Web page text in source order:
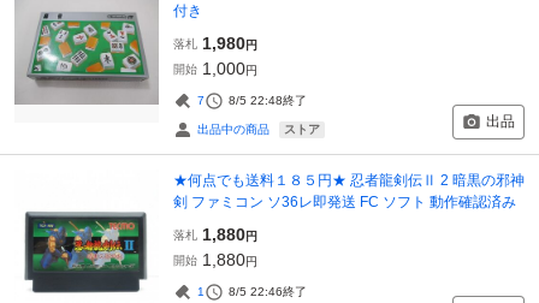
付き
落札 1,980円
開始 1,000円
7 8/5 22:48終了
出品中の商品 ストア 出品
★何点でも送料１８５円★ 忍者龍剣伝Ⅱ 2 暗黒の邪神
剣 ファミコン ソ36レ即発送 FC ソフト 動作確認済み
落札 1,880円
開始 1,880円
1 8/5 22:46終了